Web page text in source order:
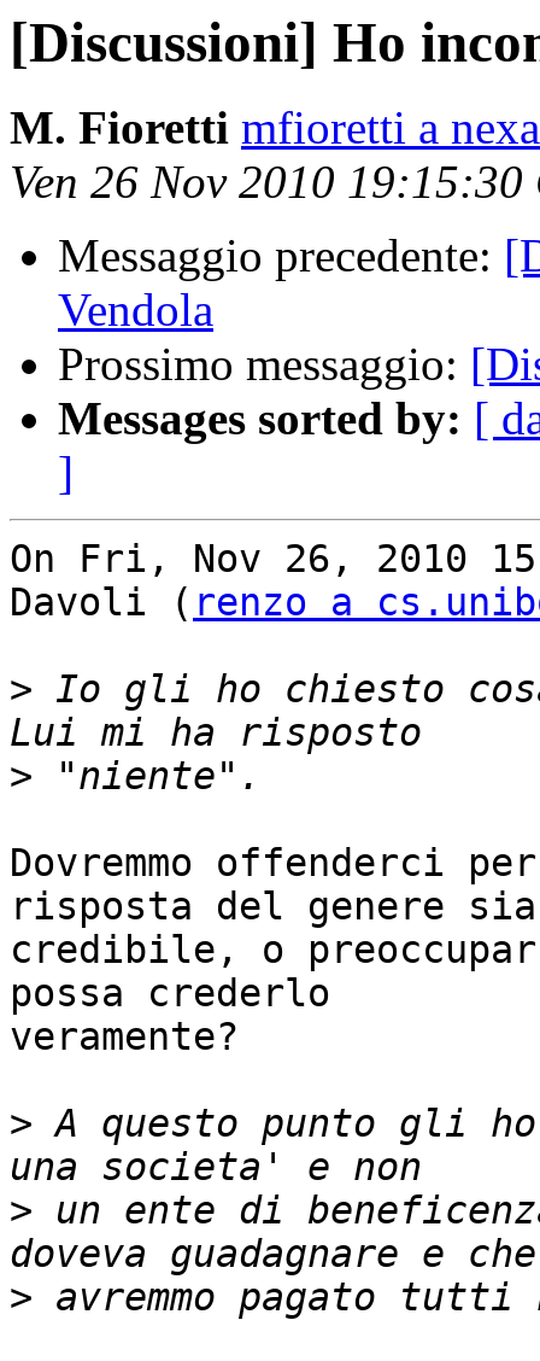
[Discussioni] Ho
M. Fioretti mfioretti a
Ven 26 Nov 2010 19:15:30
Messaggio precedente:
Vendola
Prossimo messaggio:
Messages sorted by: [
]
On Fri, Nov 26, 2010
Davoli ( renzo a
> Io gli ho chiesto
>
Dovremmo offenderci
risposta del genere sia
credibile, o
possa crederlo
veramente?
> A questo punto gli
> un ente di
>